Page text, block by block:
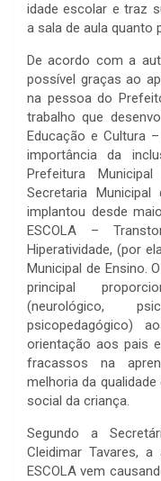
idade escolar e traz
a sala de aula quanto
De acordo com a
possível graças ao
na pessoa do
trabalho que
Educação e Cultura
importância da
Prefeitura
Secretaria
implantou desde
ESCOLA –
Hiperatividade, (por
Municipal de Ensino.
principal
(neurológico,
psicopedagógico)
orientação aos pais
fracassos na
melhoria da
social da criança.
Segundo a
Cleidimar Tavares, a
ESCOLA vem